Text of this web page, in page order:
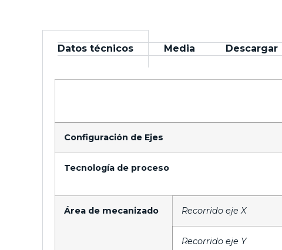
Datos técnicos Media Descargar
Configuración de Ejes
Tecnología de proceso
Área de mecanizado Recorrido eje X
Recorrido eje Y